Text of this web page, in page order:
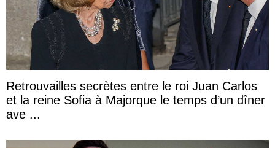
Retrouvailles secrètes entre le roi Juan Carlos
et la reine Sofia à Majorque le temps d’un dîner
ave ...